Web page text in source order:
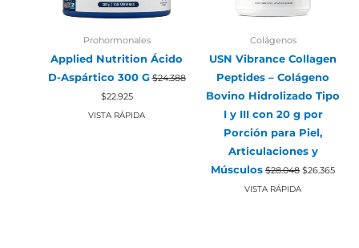
Prohormonales
Applied Nutrition Ácido
D-Aspártico 300 G $24.388
El
precio
original
$22.925El
precio
actual
VISTA RÁPIDA
Colágenos
USN Vibrance Collagen
Peptides – Colágeno
Bovino Hidrolizado Tipo
I y III con 20 g por
Porción para Piel,
Articulaciones y
Músculos $28.048 El
precio
$26.365El
VISTA RÁPIDA